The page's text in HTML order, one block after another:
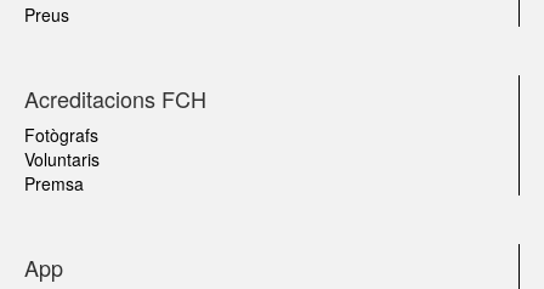
Preus
Acreditacions FCH
Fotògrafs
Voluntaris
Premsa
App